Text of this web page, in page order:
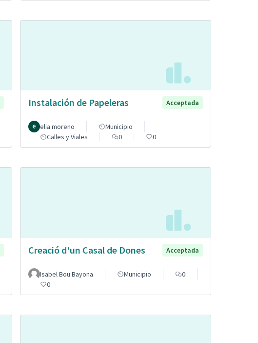
Instalación de Papeleras Acceptada
elia moreno
Municipio
Calles y Viales
0 0
Creació d'un Casal de Dones Acceptada
Isabel Bou Bayona Municipio
0
0